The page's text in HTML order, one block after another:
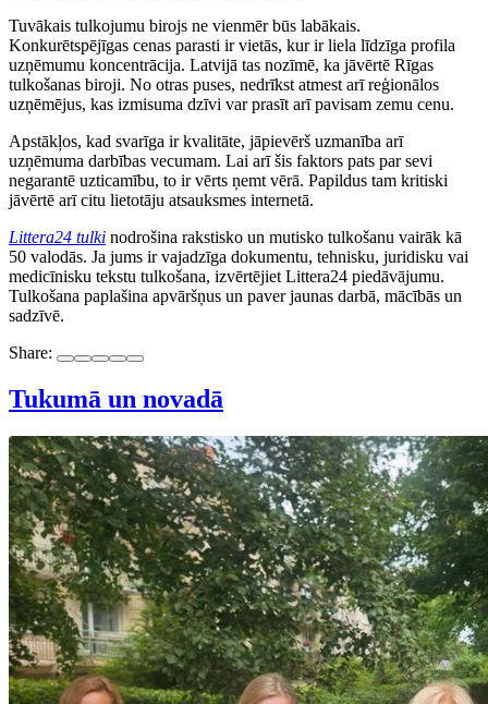
Tuvākais tulkojumu birojs ne vienmēr būs labākais.
Konkurētspējīgas cenas parasti ir vietās, kur ir liela līdzīga profila
uzņēmumu koncentrācija. Latvijā tas nozīmē, ka jāvērtē Rīgas
tulkošanas biroji. No otras puses, nedrīkst atmest arī reģionālos
uzņēmējus, kas izmisuma dzīvi var prasīt arī pavisam zemu cenu.
Apstākļos, kad svarīga ir kvalitāte, jāpievērš uzmanība arī
uzņēmuma darbības vecumam. Lai arī šis faktors pats par sevi
negarantē uzticamību, to ir vērts ņemt vērā. Papildus tam kritiski
jāvērtē arī citu lietotāju atsauksmes internetā.
Littera24 tulki nodrošina rakstisko un mutisko tulkošanu vairāk kā
50 valodās. Ja jums ir vajadzīga dokumentu, tehnisku, juridisku vai
medicīnisku tekstu tulkošana, izvērtējiet Littera24 piedāvājumu.
Tulkošana paplašina apvāršņus un paver jaunas darbā, mācībās un
sadzīvē.
Share:
Tukumā un novadā